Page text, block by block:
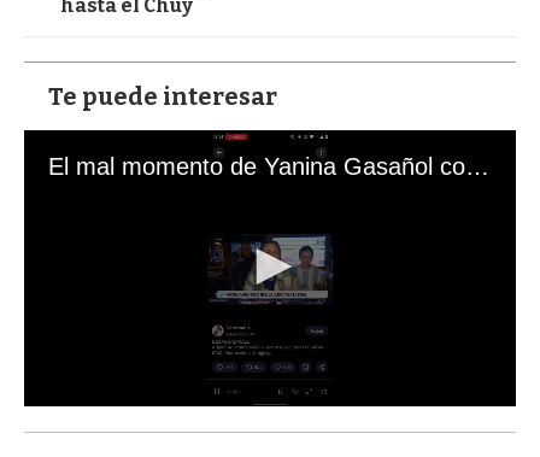
hasta el Chuy
Te puede interesar
El mal momento de Yanina Gasañol con un hincha argentino en "Subrayado"
s